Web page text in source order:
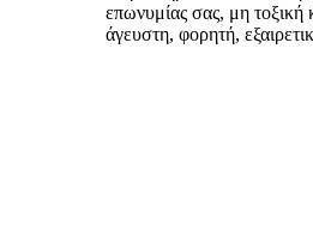
επωνυμίας σας, μη τοξική
άγευστη, φορητή,